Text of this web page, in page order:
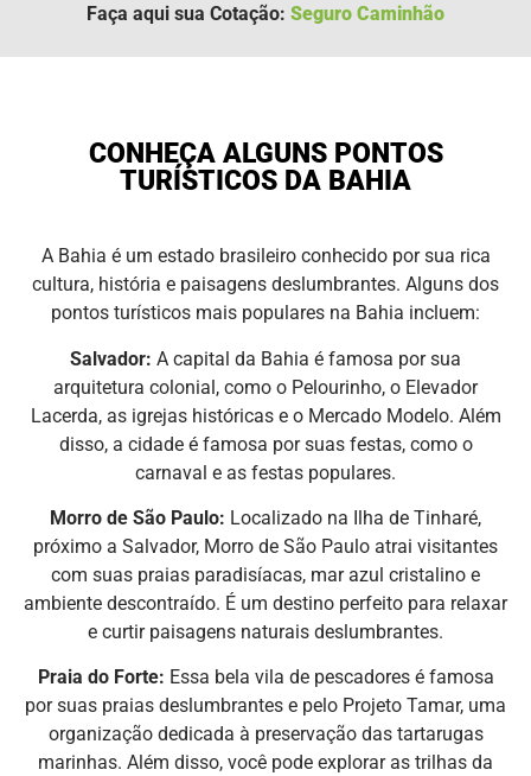
Faça aqui sua Cotação: Seguro Caminhão
CONHEÇA ALGUNS PONTOS
TURÍSTICOS DA BAHIA
A Bahia é um estado brasileiro conhecido por sua rica
cultura, história e paisagens deslumbrantes. Alguns dos
pontos turísticos mais populares na Bahia incluem:
Salvador: A capital da Bahia é famosa por sua
arquitetura colonial, como o Pelourinho, o Elevador
Lacerda, as igrejas históricas e o Mercado Modelo. Além
disso, a cidade é famosa por suas festas, como o
carnaval e as festas populares.
Morro de São Paulo: Localizado na Ilha de Tinharé,
próximo a Salvador, Morro de São Paulo atrai visitantes
com suas praias paradisíacas, mar azul cristalino e
ambiente descontraído. É um destino perfeito para relaxar
e curtir paisagens naturais deslumbrantes.
Praia do Forte: Essa bela vila de pescadores é famosa
por suas praias deslumbrantes e pelo Projeto Tamar, uma
organização dedicada à preservação das tartarugas
marinhas. Além disso, você pode explorar as trilhas da